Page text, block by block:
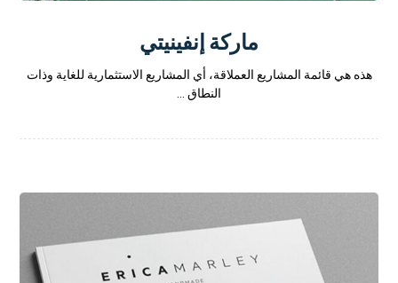
ماركة إنفينيتي
هذه هي قائمة المشاريع العملاقة، أي المشاريع الاستثمارية للغاية وذات
النطاق ...